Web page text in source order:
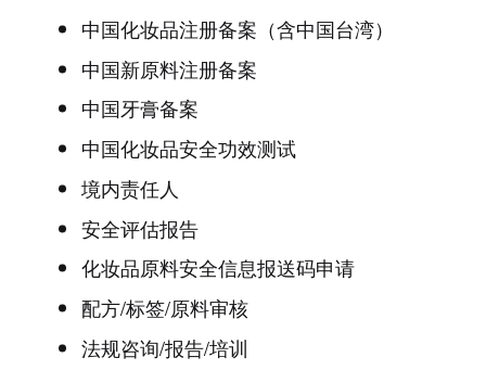
中国化妆品注册备案（含中国台湾）
中国新原料注册备案
中国牙膏备案
中国化妆品安全功效测试
境内责任人
安全评估报告
化妆品原料安全信息报送码申请
配方/标签/原料审核
法规咨询/报告/培训